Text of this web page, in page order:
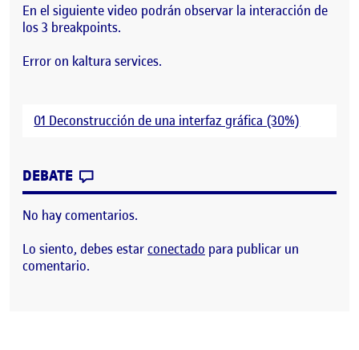
En el siguiente video podrán observar la interacción de
los 3 breakpoints.
Error on kaltura services.
01 Deconstrucción de una interfaz gráfica (30%)
DEBATE
No hay comentarios.
Lo siento, debes estarconectado para publicar un
comentario.